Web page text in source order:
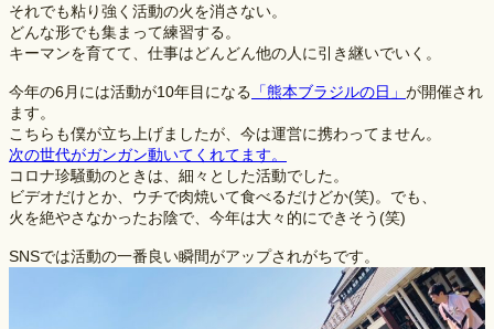
それでも粘り強く活動の火を消さない。
どんな形でも集まって練習する。
キーマンを育てて、仕事はどんどん他の人に引き継いでいく。
今年の6月には活動が10年目になる 「熊本ブラジルの日」 が開催され
ます。
こちらも僕が立ち上げましたが、今は運営に携わってません。
次の世代がガンガン動いてくれてます。
コロナ珍騒動のときは、細々とした活動でした。
ビデオだけとか、ウチで肉焼いて食べるだけどか(笑)。でも、
火を絶やさなかったお陰で、今年は大々的にできそう(笑)
SNSでは活動の一番良い瞬間がアップされがちです。